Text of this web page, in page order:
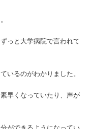
っと大学病院で言われて
いるのがわかりました。
早くなっていたり、声が